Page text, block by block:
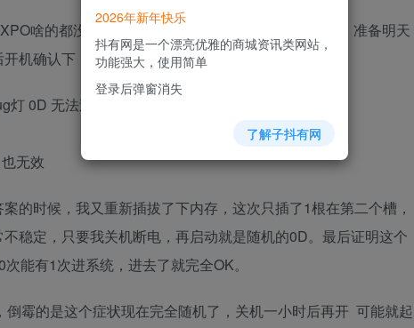
啥的都没问题。 然后放在那大概关机了5-6天没动，准备明天
机确认下，之后诡异的事情就发生了。
0D 无法过自检。
无效
的时候，我又重新插拔了下内存，这次只插了1根在第二个槽，
稳定，只要我关机断电，再启动就是随机的0D。最后证明这个
能有1次进系统，进去了就完全OK。
霉的是这个症状现在完全随机了，关机一小时后再开 可能就起
2026年新年快乐
抖有网是一个漂亮优雅的商城资讯类网站，
功能强大，使用简单
登录后弹窗消失
了解子抖有网